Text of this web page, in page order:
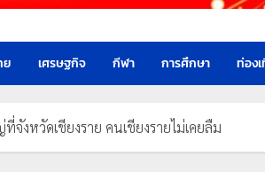
ย เศรษฐกิจ กีฬา การศึกษา ท่อง
งหวัดเชียงราย คนเชียงรายไม่เคยลืม